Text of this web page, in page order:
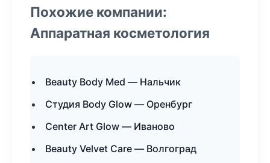
Похожие компании:
Аппаратная косметология
Beauty Body Med — Нальчик
Студия Body Glow — Оренбург
Center Art Glow — Иваново
Beauty Velvet Care — Волгоград